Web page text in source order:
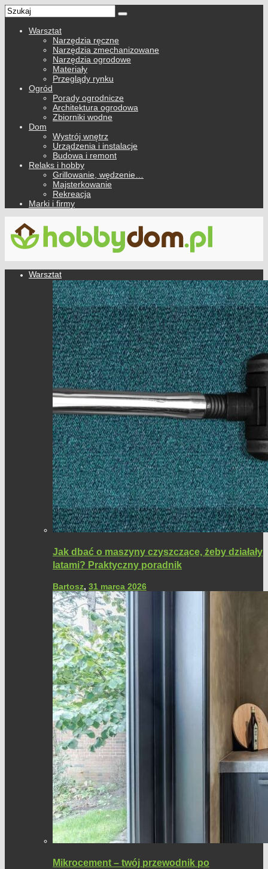
Warsztat
Narzędzia ręczne
Narzędzia zmechanizowane
Narzędzia ogrodowe
Materiały
Przeglądy rynku
Ogród
Porady ogrodnicze
Architektura ogrodowa
Zbiorniki wodne
Dom
Wystrój wnętrz
Urządzenia i instalacje
Budowa i remont
Relaks i hobby
Grillowanie, wędzenie…
Majsterkowanie
Rekreacja
Marki i firmy
Warsztat
Jak dbać o maszyny czyszczące, żeby działały
latami? Praktyczny poradnik
Bartosz, 31 marca 2026
Mikrocement – twój przewodnik po